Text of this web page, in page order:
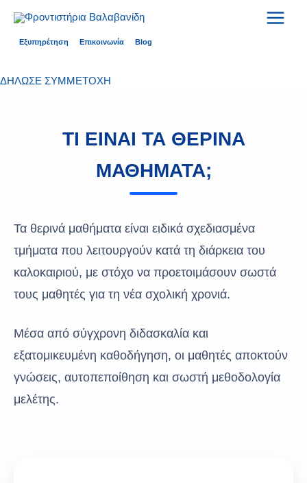
στο
περιεχόμενο
Εξυπηρέτηση Επικοινωνία Blog
ΔΗΛΩΣΕ ΣΥΜΜΕΤΟΧΗ
ΤΙ ΕΙΝΑΙ ΤΑ ΘΕΡΙΝΑ
ΜΑΘΗΜΑΤΑ;
Τα θερινά μαθήματα είναι ειδικά σχεδιασμένα
τμήματα που λειτουργούν κατά τη διάρκεια του
καλοκαιριού, με στόχο να προετοιμάσουν σωστά
τους μαθητές για τη νέα σχολική χρονιά.
Μέσα από σύγχρονη διδασκαλία και
εξατομικευμένη καθοδήγηση, οι μαθητές αποκτούν
γνώσεις, αυτοπεποίθηση και σωστή μεθοδολογία
μελέτης.